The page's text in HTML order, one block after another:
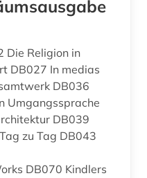
biblioteca nacional de españa (1)
bibliothèque nationale de france (1)
Russland, Sowjetunion (1)
DB027 In medias
DB036
Umgangssprache
DB039
zu Tag DB043
DB070 Kindlers